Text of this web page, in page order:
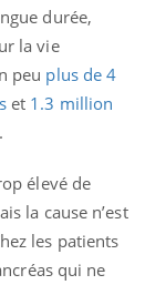
durée,
la vie
peu plus de 4
et 1.3 million
élevé de
la cause n’est
les patients
qui ne